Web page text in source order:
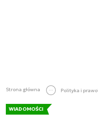
Strona główna Polityka i prawo
WIADOMOŚCI